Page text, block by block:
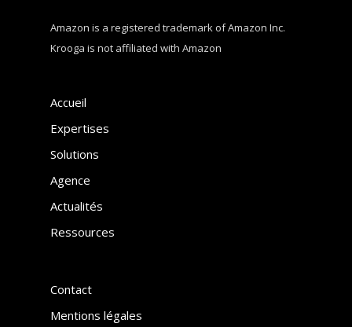
Amazon is a registered trademark of Amazon Inc.
Krooga is not affiliated with Amazon
Accueil
Expertises
Solutions
Agence
Actualités
Ressources
Contact
Mentions légales